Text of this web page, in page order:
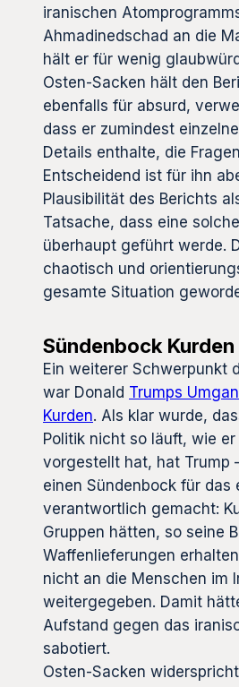
iranischen
Ahmadinedschad an die
hält er für wenig
Osten-Sacken hält den
ebenfalls für absurd,
dass er zumindest
Details enthalte, die
Entscheidend ist für ihn
Plausibilität des Berichts
Tatsache, dass eine
überhaupt geführt werde.
chaotisch und
gesamte Situation
Sündenbock Kurden
Ein weiterer Schwerpunkt
war Donald Trumps
Kurden. Als klar wurde,
Politik nicht so läuft, wie
vorgestellt hat, hat Trump
einen Sündenbock für das
verantwortlich gemacht:
Gruppen hätten, so seine
Waffenlieferungen
nicht an die Menschen im
weitergegeben. Damit
Aufstand gegen das
sabotiert.
Osten-Sacken